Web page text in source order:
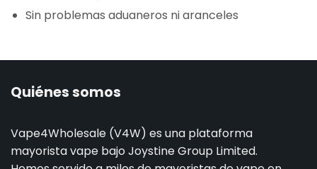
Sin problemas aduaneros ni aranceles
Quiénes somos
Vape4Wholesale (V4W) es una plataforma
mayorista vape bajo Joystine Group Limited.